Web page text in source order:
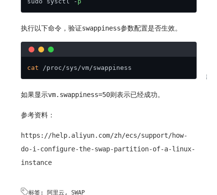
执行以下命令，验证swappiness参数配置是否生效。
cat /proc/sys/vm/swappiness
如果显示vm.swappiness=50则表示已经成功。
参考资料：
https://help.aliyun.com/zh/ecs/support/how-
do-i-configure-the-swap-partition-of-a-linux-
instance
标签: 阿里云 , SWAP